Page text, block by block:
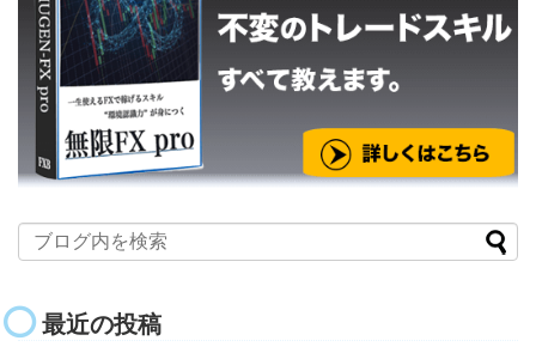
最近の投稿